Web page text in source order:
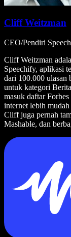
Cliff Weitzman
CEO/Pendiri
Cliff Weitzman
Speechify, aplikasi
dari 100.000 ulasan
untuk kategori
masuk daftar
internet lebih
Cliff juga pernah
Mashable, dan